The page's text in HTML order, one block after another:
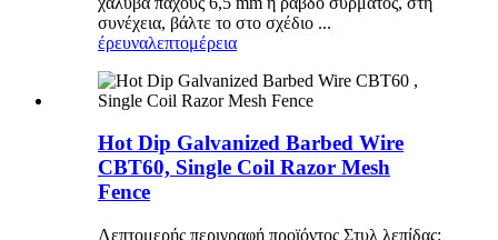
συνέχεια, βάλτε το στο σχέδιο ...
έρευναλεπτομέρεια
Hot Dip Galvanized Barbed Wire
CBT60, Single Coil Razor Mesh
Fence
Λεπτομερής περιγραφή προϊόντος Στυλ λεπίδας: